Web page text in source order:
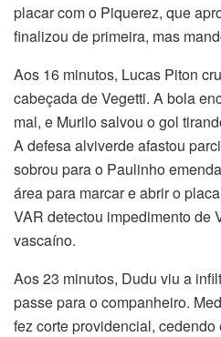
placar com o Piquerez, que
finalizou de primeira, mas
Aos 16 minutos, Lucas Piton
cabeçada de Vegetti. A bola
mal, e Murilo salvou o gol
A defesa alviverde afastou
sobrou para o Paulinho
área para marcar e abrir o
VAR detectou impedimento de
vascaíno.
Aos 23 minutos, Dudu viu a
passe para o companheiro.
fez corte providencial,